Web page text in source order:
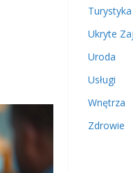
Turystyka
Ukryte
Uroda
Usługi
Wnętrza
Zdrowie